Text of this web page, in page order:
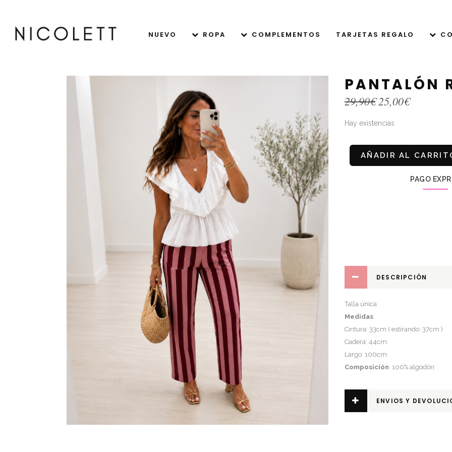
NUEVO ROPA COMPLEMENTOS TARJETAS REGALO
PANTALÓN
29,90€ El
precio
original
29,90€.
25,00€El
25,00€.
Hay existencias
AÑADIR AL
PAGO
DESCRIPCIÓN
Talla única
Medidas:
Cintura: 33cm ( estirando: 37cm )
Cadera: 44cm
Largo: 100cm
Composición: 100% algodón
ENVIOS Y